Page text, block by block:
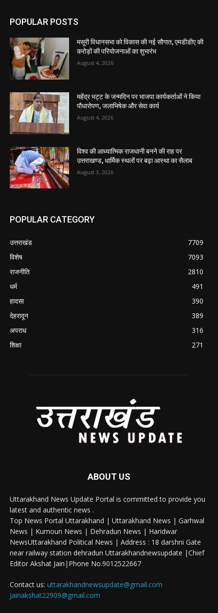
POPULAR POSTS
मसूरी विधानसभा को विकास की नई सौगात, एमडीडीए की
करोड़ों की परियोजनाओं का शुभारंभ
August 4, 2026
महेंद्र भट्ट के जन्मदिन पर भाजपा कार्यकर्ताओं ने किया
पौधारोपण, जलाभिषेक और सेवा कार्य
August 4, 2026
विश्व की आध्यात्मिक राजधानी बनने की राह पर
उत्तराखण्ड, धार्मिक स्थलों पर बढ़ा आस्था का सैलाब
August 3, 2026
POPULAR CATEGORY
उत्तराखंड
7709
विशेष
7093
राजनीति
2810
धर्म
491
हादसा
390
देहरादून
389
अपराध
316
शिक्षा
271
ABOUT US
Uttarakhand News Update Portal is committed to provide you
latest and authentic news .
Top News Portal Uttarakhand | Uttarakhand News | Garhwal
News | Kumoun News | Dehradun News | Haridwar
NewsUttarakhand Political News | Address : 18 darshni Gate
near railway station dehradun Uttarakhandnewsupdate |Chief
Editor Akshat Jain|Phone No.9012522667
Contact us: uttarakhandnewsupdate@gmail.com
Jainakshat22909@gmail.com